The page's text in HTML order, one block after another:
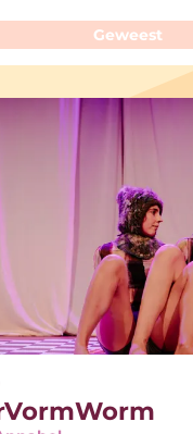
Geweest